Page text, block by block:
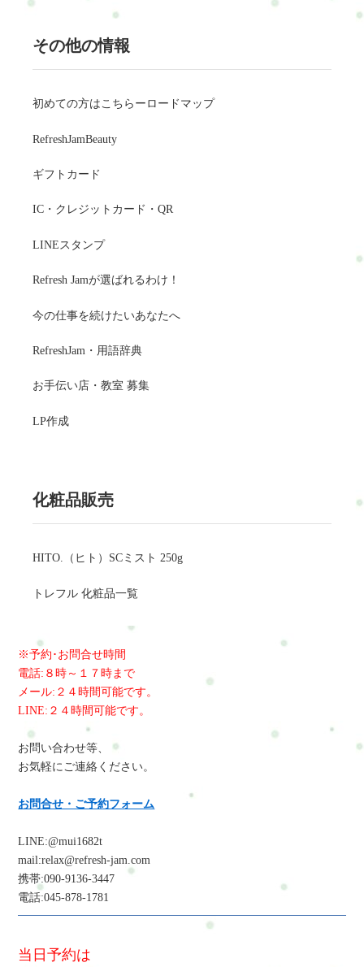
その他の情報
初めての方はこちらーロードマップ
RefreshJamBeauty
ギフトカード
IC・クレジットカード・QR
LINEスタンプ
Refresh Jamが選ばれるわけ！
今の仕事を続けたいあなたへ
RefreshJam・用語辞典
お手伝い店・教室 募集
LP作成
化粧品販売
HITO.（ヒト）SCミスト 250g
トレフル 化粧品一覧
※予約･お問合せ時間
電話:８時～１７時まで
メール:２４時間可能です。
LINE:２４時間可能です。
お問い合わせ等、
お気軽にご連絡ください。
お問合せ・ご予約フォーム
LINE:@mui1682t
mail:relax@refresh-jam.com
携帯:090-9136-3447
電話:045-878-1781
当日予約は